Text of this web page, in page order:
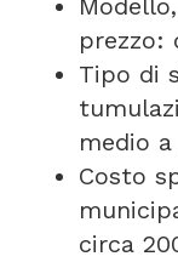
prezzo:
Tipo di
medio
Costo
circa